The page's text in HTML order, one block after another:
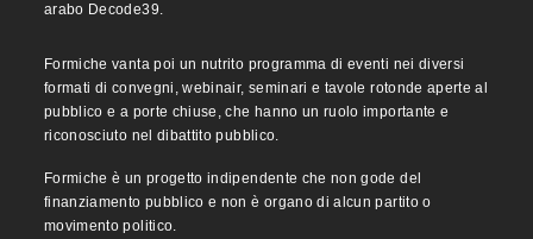
arabo Decode39.
Formiche vanta poi un nutrito programma di eventi nei diversi
formati di convegni, webinair, seminari e tavole rotonde aperte al
pubblico e a porte chiuse, che hanno un ruolo importante e
riconosciuto nel dibattito pubblico.
Formiche è un progetto indipendente che non gode del
finanziamento pubblico e non è organo di alcun partito o
movimento politico.